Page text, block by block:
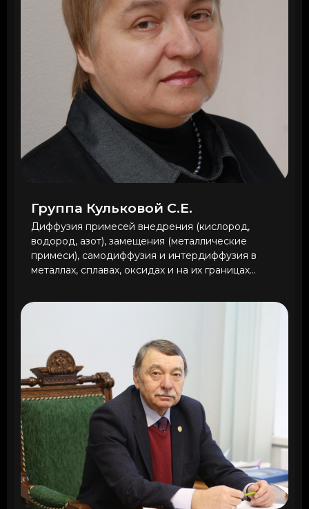
Группа Кульковой С.Е.
Диффузия примесей внедрения (кислород,
водород, азот), замещения (металлические
примеси), самодиффузия и интердиффузия в
металлах, сплавах, оксидах и на их границах...